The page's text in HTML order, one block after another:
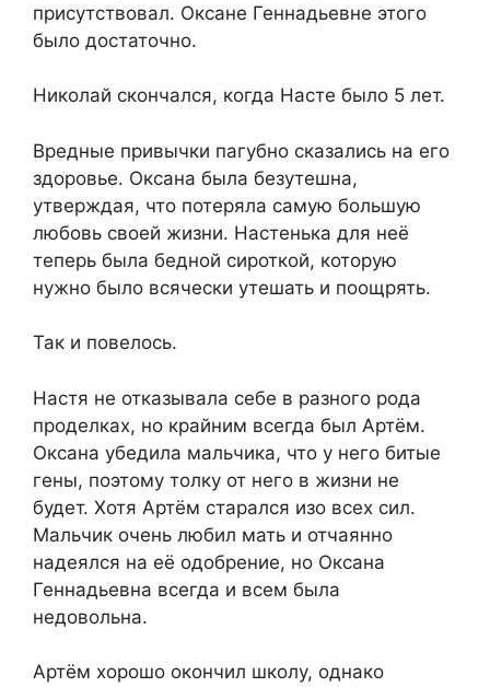
присутствовал. Оксане Геннадьевне этого
было достаточно.
Николай скончался, когда Насте было 5 лет.
Вредные привычки пагубно сказались на его
здоровье. Оксана была безутешна,
утверждая, что потеряла самую большую
любовь своей жизни. Настенька для неё
теперь была бедной сироткой, которую
нужно было всячески утешать и поощрять.
Так и повелось.
Настя не отказывала себе в разного рода
проделках, но крайним всегда был Артём.
Оксана убедила мальчика, что у него битые
гены, поэтому толку от него в жизни не
будет. Хотя Артём старался изо всех сил.
Мальчик очень любил мать и отчаянно
надеялся на её одобрение, но Оксана
Геннадьевна всегда и всем была
недовольна.
Артём хорошо окончил школу, однако